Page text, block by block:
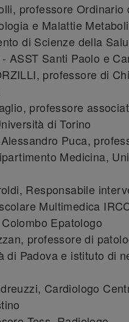
professore Ordinario
e Malattie
di Scienze della
ASST Santi Paolo e
professore di
professore
di Torino
Puca,
Medicina,
Responsabile
Multimedica
Epatologo
professore di
di Padova e istituto di
Cardiologo